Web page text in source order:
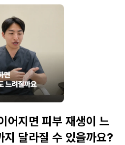
어지면 피부 재생이 느
지 달라질 수 있을까요?